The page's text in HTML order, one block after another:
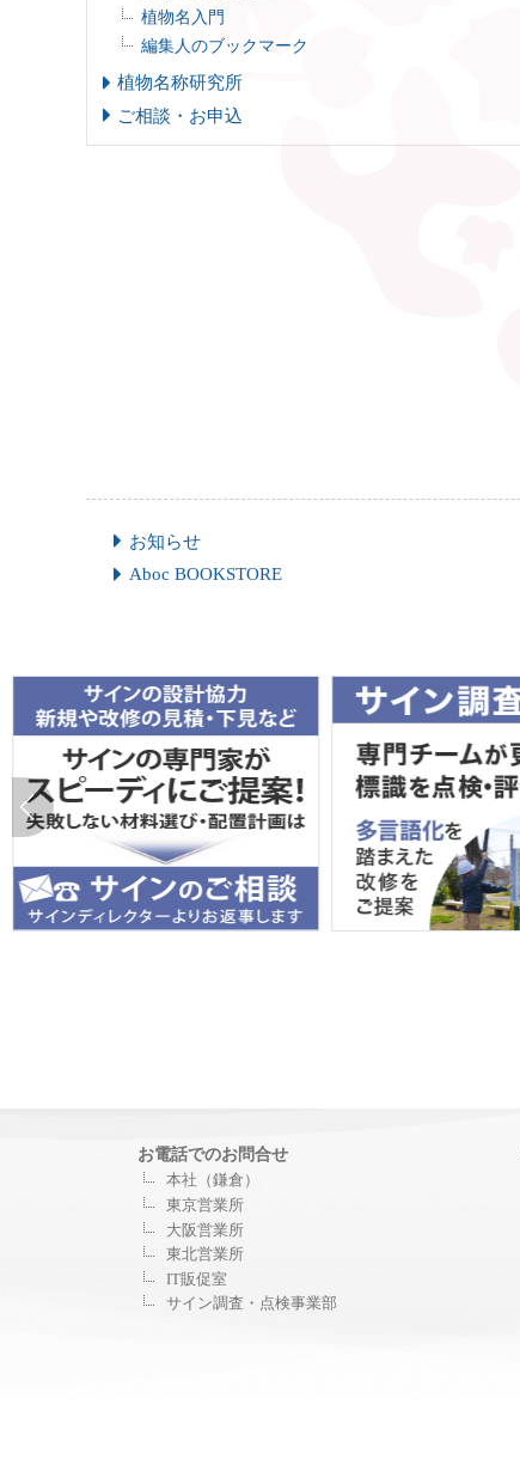
植物名入門
編集人のブックマーク
植物名称研究所
ご相談・お申込
お知らせ
Aboc BOOKSTORE
お電話でのお問合せ
本社（鎌倉）
東京営業所
大阪営業所
東北営業所
IT販促室
サイン調査・点検事業部